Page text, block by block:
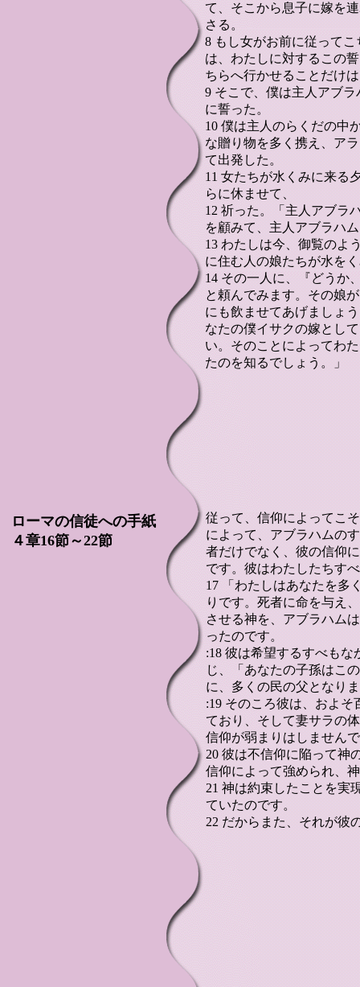
て、そこから息子に嫁を
さる。
8 もし女がお前に従って
は、わたしに対するこの
ちらへ行かせることだけ
9 そこで、僕は主人アブ
に誓った。
10 僕は主人のらくだの中
な贈り物を多く携え、ア
て出発した。
11 女たちが水くみに来る
らに休ませて、
12 祈った。「主人アブラ
を顧みて、主人アブラハ
13 わたしは今、御覧のよ
に住む人の娘たちが水を
14 その一人に、『どうか
と頼んでみます。その娘
にも飲ませてあげましょ
なたの僕イサクの嫁とし
い。そのことによってわ
たのを知るでしょう。」
ローマの信徒への手紙
４章16節～22節
従って、信仰によってこ
によって、アブラハムの
者だけでなく、彼の信仰
です。彼はわたしたちす
17 「わたしはあなたを多
りです。死者に命を与え
させる神を、アブラハム
ったのです。
:18 彼は希望するすべも
じ、「あなたの子孫はこ
に、多くの民の父となり
:19 そのころ彼は、およ
ており、そして妻サラの
信仰が弱まりはしません
20 彼は不信仰に陥って神
信仰によって強められ、
21 神は約束したことを実
ていたのです。
22 だからまた、それが彼